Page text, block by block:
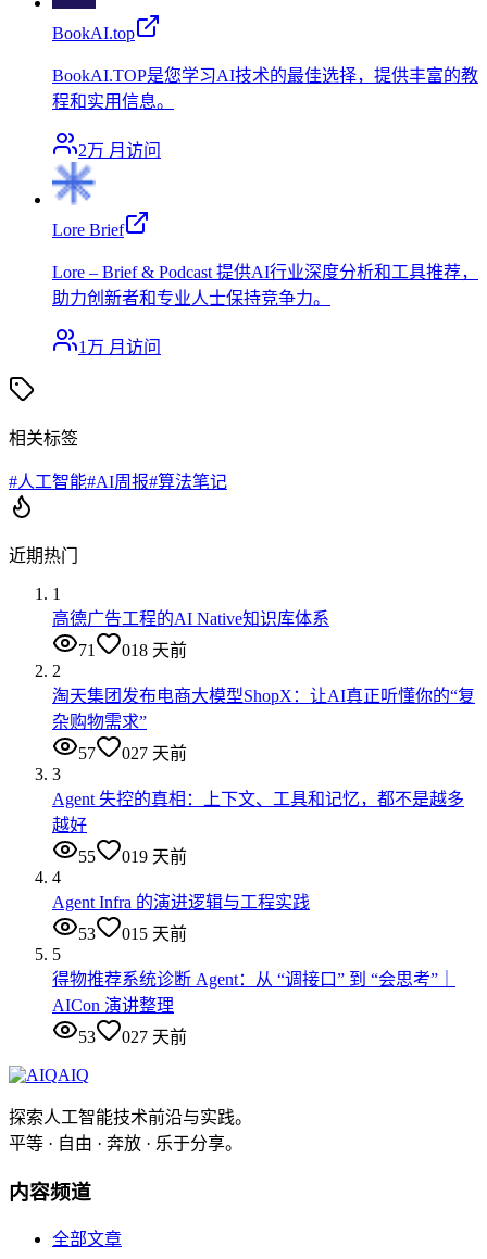
BookAI.top
BookAI.TOP是您学习AI技术的最佳选择，提供丰富的教
程和实用信息。
2万 月访问
Lore Brief
Lore – Brief & Podcast 提供AI行业深度分析和工具推荐，
助力创新者和专业人士保持竞争力。
1万 月访问
相关标签
#人工智能#AI周报#算法笔记
近期热门
1
高德广告工程的AI Native知识库体系
71
018 天前
2
淘天集团发布电商大模型ShopX：让AI真正听懂你的“复
杂购物需求”
57
027 天前
3
Agent 失控的真相：上下文、工具和记忆，都不是越多
越好
55
019 天前
4
Agent Infra 的演进逻辑与工程实践
53
015 天前
5
得物推荐系统诊断 Agent：从 “调接口” 到 “会思考”｜
AICon 演讲整理
53
027 天前
AIQ
探索人工智能技术前沿与实践。
平等 · 自由 · 奔放 · 乐于分享。
内容频道
全部文章